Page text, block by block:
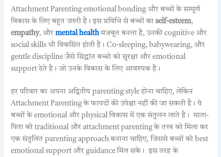
Attachment Parenting emotional bonding और बच्चों के सम्पूर्ण
विकास के लिए बहुत जरुरी है। इस प्रविधि से बच्चों काself-esteem,
empathy, औरmental healthमजबूत बनता है, उनकी cognitive और
social skills भी विकसित होती है। Co-sleeping, babywearing, और
gentle discipline जैसे सिद्धांत बच्चो को सुरक्षा और emotional
support देते है। जो उनके विकास के लिए आवश्यक है।
हर परिवार का अपना अद्वितीय parenting style होना चाहिए, लेकिन
Attachment Parenting के फायदों की उपेक्षा नहीं की जा सकती है। ये
बच्चों के emotional और physical विकास में एक संतुलन लाते है। माता-
पिता को traditional और attachment parenting के तत्त्व को मिला कर
एक संतुलित parenting approach बनाना चाहिए, जिससे बच्चों को best
emotional support और guidance मिल सके। इस तरह के